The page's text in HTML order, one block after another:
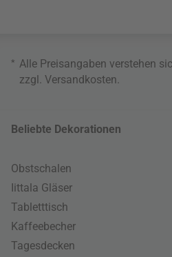
* Alle Preisangaben verstehen
zzgl. Versandkosten
Beliebte Dekorationen
Obstschalen
Iittala Gläser
Tabletttisch
Kaffeebecher
Tagesdecken